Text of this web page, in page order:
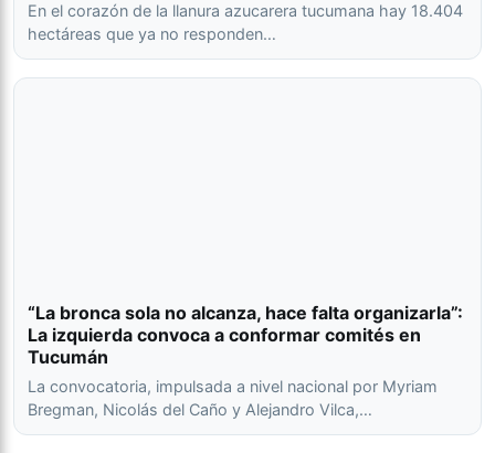
En el corazón de la llanura azucarera tucumana hay 18.404
hectáreas que ya no responden…
“La bronca sola no alcanza, hace falta organizarla”:
La izquierda convoca a conformar comités en
Tucumán
La convocatoria, impulsada a nivel nacional por Myriam
Bregman, Nicolás del Caño y Alejandro Vilca,…